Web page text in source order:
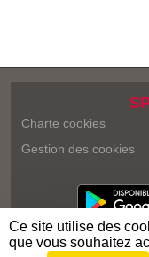
Charte cookies
Gestion des cookies
Ce site utilise des
que vous souhaitez